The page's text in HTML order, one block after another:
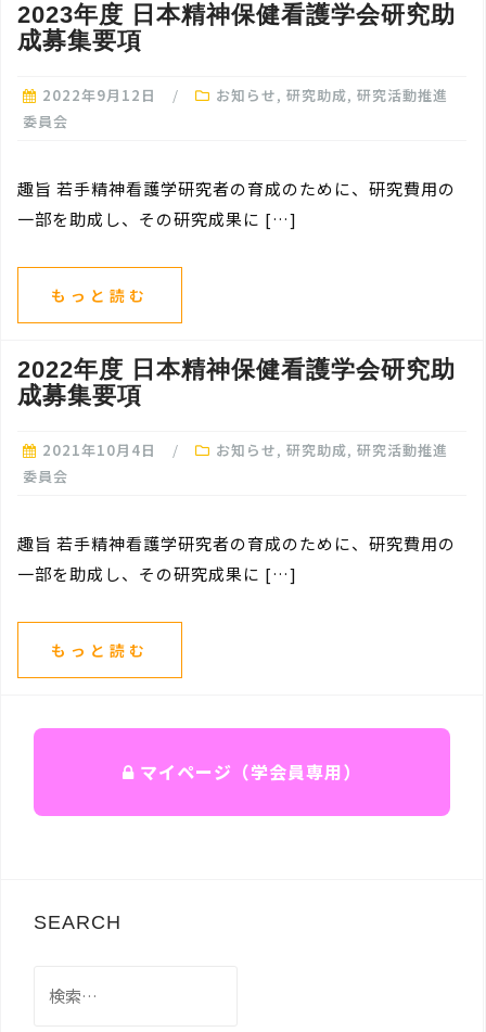
2023年度 日本精神保健看護学会研究助
成募集要項
2022年9月12日 お知らせ, 研究助成, 研究活動推進
委員会
趣旨 若手精神看護学研究者の育成のために、研究費用の
一部を助成し、その研究成果に […]
もっと読む
2022年度 日本精神保健看護学会研究助
成募集要項
2021年10月4日 お知らせ, 研究助成, 研究活動推進
委員会
趣旨 若手精神看護学研究者の育成のために、研究費用の
一部を助成し、その研究成果に […]
もっと読む
マイページ（学会員専用）
SEARCH
索: